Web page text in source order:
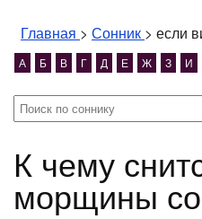
Главная > Сонник > если
А Б В Г Д Е Ж З И
К чему снится если видеть морщины? если видеть
морщины